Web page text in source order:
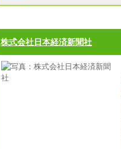
株式会社日本経済新聞社